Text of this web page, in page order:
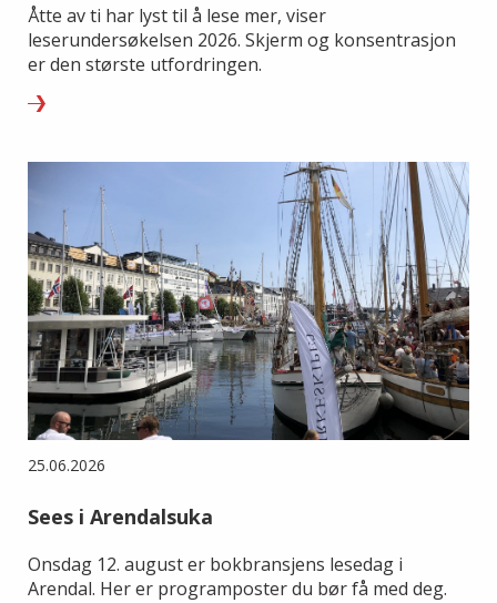
Åtte av ti har lyst til å lese mer, viser
leserundersøkelsen 2026. Skjerm og konsentrasjon
er den største utfordringen.
25.06.2026
Sees i Arendalsuka
Onsdag 12. august er bokbransjens lesedag i
Arendal. Her er programposter du bør få med deg.